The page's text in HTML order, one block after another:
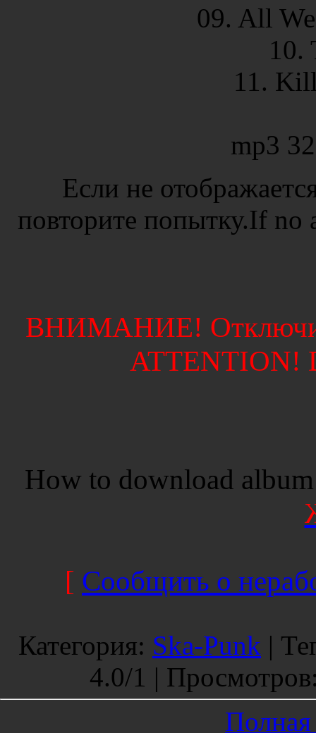
09. All
10.
11.
mp3
Если не
повторите попытку.If
ВНИМАНИЕ!
ATTENTION!
How to download
[ Сообщить о
Категория: Ska-Punk |
4.0/1 | Просмотров
Полная